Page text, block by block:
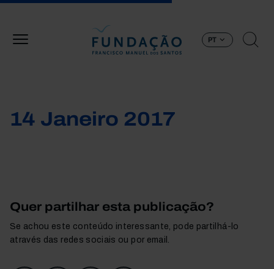
PT
14 Janeiro 2017
Quer partilhar esta publicação?
Se achou este conteúdo interessante, pode partilhá-lo
através das redes sociais ou por email.